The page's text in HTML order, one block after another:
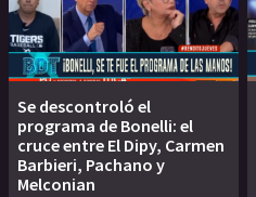
Se descontroló el
programa de Bonelli: el
cruce entre El Dipy, Carmen
Barbieri, Pachano y
Melconian